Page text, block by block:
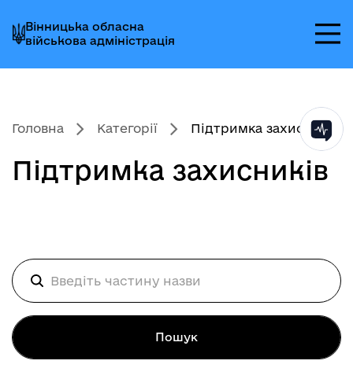
до
головного
меню
до
головного
вмісту
до
головного
колонтитула
Вінницька обласна
військова адміністрація
Головна Категорії Підтримка захисників
Підтримка захисників
Пошук